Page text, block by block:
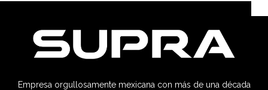
Empresa orgullosamente mexicana con más de una década